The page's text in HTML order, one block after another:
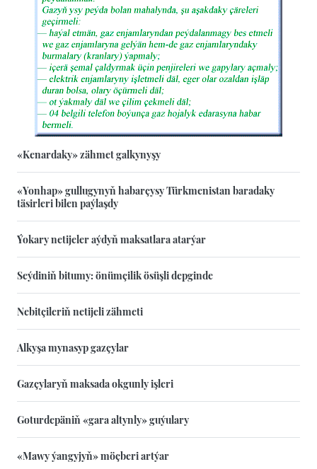
«Kenardaky» zähmet galkynyşy
«Yonhap» gullugynyň habarçysy Türkmenistan baradaky
täsirleri bilen paýlaşdy
Ýokary netijeler aýdyň maksatlara atarýar
Seýdiniň bitumy: önümçilik ösüşli depginde
Nebitçileriň netijeli zähmeti
Alkyşa mynasyp gazçylar
Gazçylaryň maksada okgunly işleri
Goturdepäniň «gara altynly» guýulary
«Mawy ýangyjyň» möçberi artýar